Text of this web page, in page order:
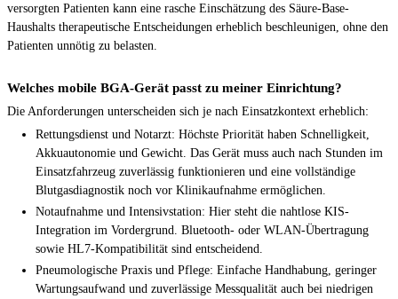
versorgten Patienten kann eine rasche Einschätzung des Säure-Base-
Haushalts therapeutische Entscheidungen erheblich beschleunigen, ohne den
Patienten unnötig zu belasten.
Welches mobile BGA-Gerät passt zu meiner Einrichtung?
Die Anforderungen unterscheiden sich je nach Einsatzkontext erheblich:
Rettungsdienst und Notarzt: Höchste Priorität haben Schnelligkeit,
Akkuautonomie und Gewicht. Das Gerät muss auch nach Stunden im
Einsatzfahrzeug zuverlässig funktionieren und eine vollständige
Blutgasdiagnostik noch vor Klinikaufnahme ermöglichen.
Notaufnahme und Intensivstation: Hier steht die nahtlose KIS-
Integration im Vordergrund. Bluetooth- oder WLAN-Übertragung
sowie HL7-Kompatibilität sind entscheidend.
Pneumologische Praxis und Pflege: Einfache Handhabung, geringer
Wartungsaufwand und zuverlässige Messqualität auch bei niedrigen